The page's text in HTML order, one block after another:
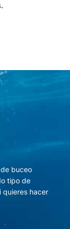
buceo
tipo de
quieres hacer